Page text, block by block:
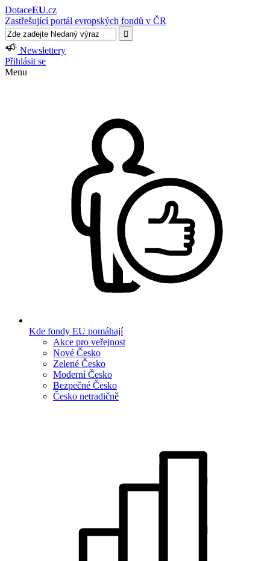
DotaceEU.cz
Zastřešující portál evropských fondů v ČR
Newslettery
Přihlásit se
Menu
Kde fondy EU pomáhají
Akce pro veřejnost
Nové Česko
Zelené Česko
Moderní Česko
Bezpečné Česko
Česko netradičně